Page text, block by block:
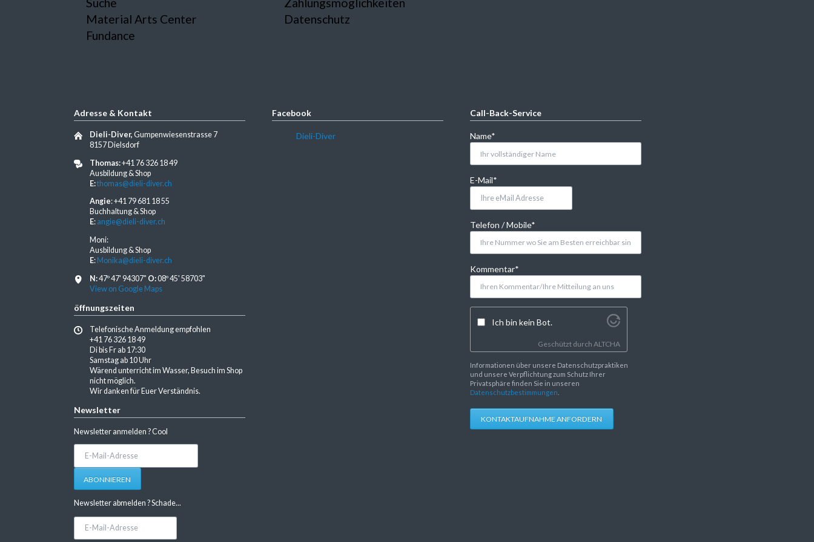
Material Arts Center
Fundance
Datenschutz
Adresse & Kontakt
Dieli-Diver,Gumpenwiesenstrasse 7
8157 Dielsdorf
Thomas:+41 76 326 18 49
Ausbildung & Shop
E:thomas@dieli-diver.ch
Angie: +41 79 681 18 55
Buchhaltung & Shop
E: angie@dieli-diver.ch
Moni:
Ausbildung & Shop
E: Monika@dieli-diver.ch
N:47º 47' 94307" O:08º 45' 58703"
View on Google Maps
öffnungszeiten
Telefonische Anmeldung empfohlen
+41 76 326 18 49
Di bis Fr ab 17:30
Samstag ab 10 Uhr
Wärend unterricht im Wasser, Besuch im Shop
nicht möglich.
Wir danken für Euer Verständnis.
Newsletter
Newsletter anmelden ? Cool
Adresse
ABONNIEREN
Newsletter abmelden ? Schade...
Facebook
Dieli-Diver
Call-Back-Service
Pflichtfeld
Name*
Pflichtfeld
E-Mail*
Pflichtfeld
Telefon / Mobile*
Pflichtfeld
Kommentar*
Ich bin kein Bot.
Geschützt durch ALTCHA
Informationen über unsere Datenschutzpraktiken
und unsere Verpflichtung zum Schutz Ihrer
Privatsphäre finden Sie in unseren
Datenschutzbestimmungen
KONTAKTAUFNAHME ANFORDERN